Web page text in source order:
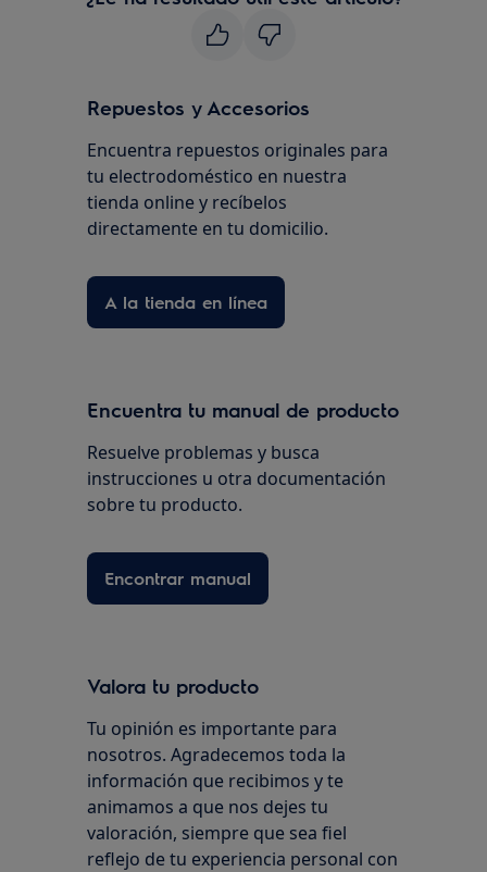
Repuestos y Accesorios
Encuentra repuestos originales para
tu electrodoméstico en nuestra
tienda online y recíbelos
directamente en tu domicilio.
A la tienda en línea
Encuentra tu manual de producto
Resuelve problemas y busca
instrucciones u otra documentación
sobre tu producto.
Encontrar manual
Valora tu producto
Tu opinión es importante para
nosotros. Agradecemos toda la
información que recibimos y te
animamos a que nos dejes tu
valoración, siempre que sea fiel
reflejo de tu experiencia personal con